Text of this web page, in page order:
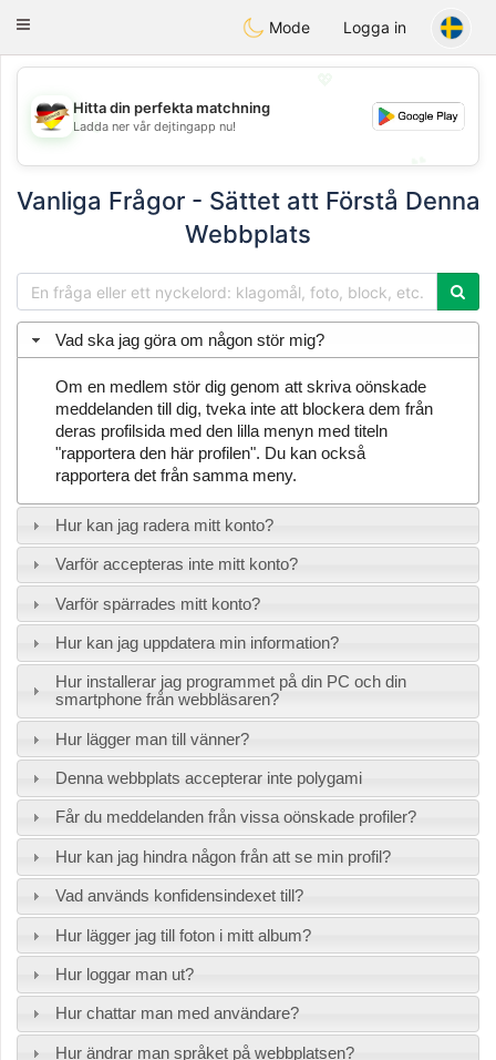
Deutsch Dating
Toggle
Mode Logga in
💖
💕
Hitta din perfekta matchning
Ladda ner vår dejtingapp nu!
Vanliga Frågor - Sättet att Förstå Denna
Webbplats
Vad ska jag göra om någon stör mig?
Om en medlem stör dig genom att skriva oönskade
meddelanden till dig, tveka inte att blockera dem från
deras profilsida med den lilla menyn med titeln
"rapportera den här profilen". Du kan också
rapportera det från samma meny.
Hur kan jag radera mitt konto?
Varför accepteras inte mitt konto?
Varför spärrades mitt konto?
Hur kan jag uppdatera min information?
Hur installerar jag programmet på din PC och din
smartphone från webbläsaren?
Hur lägger man till vänner?
Denna webbplats accepterar inte polygami
Får du meddelanden från vissa oönskade profiler?
Hur kan jag hindra någon från att se min profil?
Vad används konfidensindexet till?
Hur lägger jag till foton i mitt album?
Hur loggar man ut?
Hur chattar man med användare?
Hur ändrar man språket på webbplatsen?